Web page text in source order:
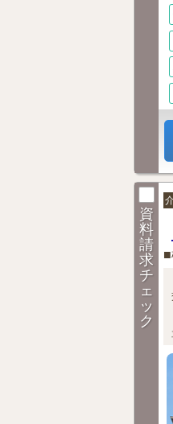
資
料
請
求
チ
ェ
ッ
ク